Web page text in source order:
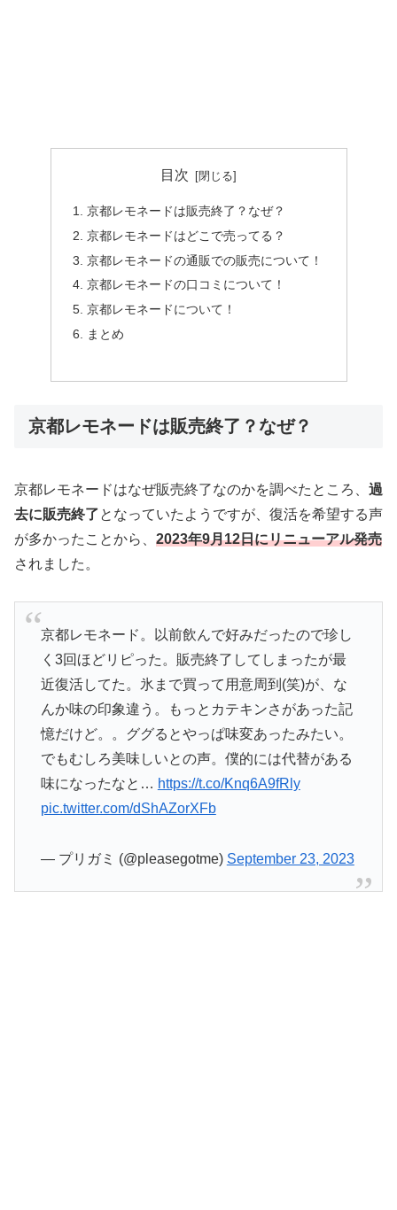
目次
京都レモネードは販売終了？なぜ？
京都レモネードはどこで売ってる？
京都レモネードの通販での販売について！
京都レモネードの口コミについて！
京都レモネードについて！
まとめ
京都レモネードは販売終了？なぜ？
京都レモネードはなぜ販売終了なのかを調べたところ、 過
去に販売終了となっていたようですが、復活を希望する声
が多かったことから、 2023年9月12日にリニューアル発売
されました。
京都レモネード。以前飲んで好みだったので珍し
く3回ほどリピった。販売終了してしまったが最
近復活してた。氷まで買って用意周到(笑)が、な
んか味の印象違う。もっとカテキンさがあった記
憶だけど。。ググるとやっぱ味変あったみたい。
でもむしろ美味しいとの声。僕的には代替がある
味になったなと… https://t.co/Knq6A9fRly
pic.twitter.com/dShAZorXFb
— プリガミ (@pleasegotme) September 23, 2023